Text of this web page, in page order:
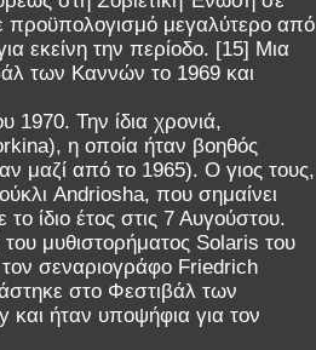
προϋπολογισμό μεγαλύτερο από
εκείνη την περίοδο. [15] Μια
των Καννών το 1969 και
1970. Την ίδια χρονιά,
η οποία ήταν βοηθός
μαζί από το 1965). Ο γιος τους,
Andriosha, που σημαίνει
ίδιο έτος στις 7 Αυγούστου.
μυθιστορήματος Solaris του
τον σεναριογράφο Friedrich
στο Φεστιβάλ των
ήταν υποψήφια για τον